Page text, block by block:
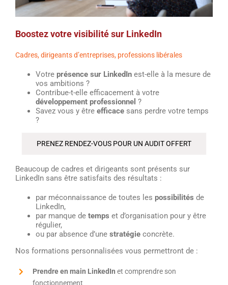
Boostez votre visibilité sur LinkedIn
Cadres, dirigeants d’entreprises, professions libérales
Votre présence sur LinkedIn est-elle à la mesure de
vos ambitions ?
Contribue-t-elle efficacement à votre
développement professionnel ?
Savez vous y être efficace sans perdre votre temps
?
PRENEZ RENDEZ-VOUS POUR UN AUDIT OFFERT
Beaucoup de cadres et dirigeants sont présents sur
LinkedIn sans être satisfaits des résultats :
par méconnaissance de toutes les possibilités de
LinkedIn,
par manque de temps et d’organisation pour y être
régulier,
ou par absence d’une stratégie concrète.
Nos formations personnalisées vous permettront de :
Prendre en main LinkedIn et comprendre son
fonctionnement